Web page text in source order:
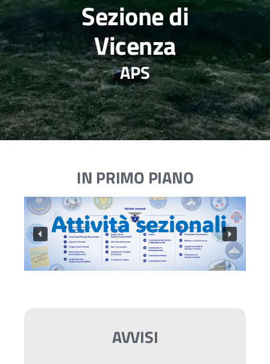
Sezione di
Vicenza
APS
IN PRIMO PIANO
AVVISI